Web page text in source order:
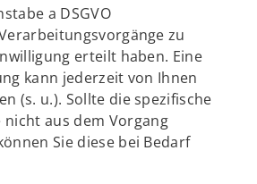
a DSGVO
zu
erteilt haben. Eine
kann jederzeit von Ihnen
(s. u.). Sollte die spezifische
nicht aus dem Vorgang
Sie diese bei Bedarf